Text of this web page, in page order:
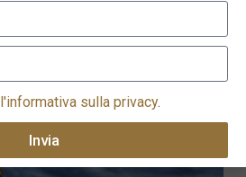
l'informativa sulla privacy.
Invia